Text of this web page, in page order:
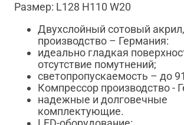
Размер: L128 H110 W20
Двухслойный сотовый акрил,
производство – Германия:
идеально гладкая
отсутствие помутнений;
светопропускаемость – до
Компрессор производство -
надежные и долговечные
комплектующие.